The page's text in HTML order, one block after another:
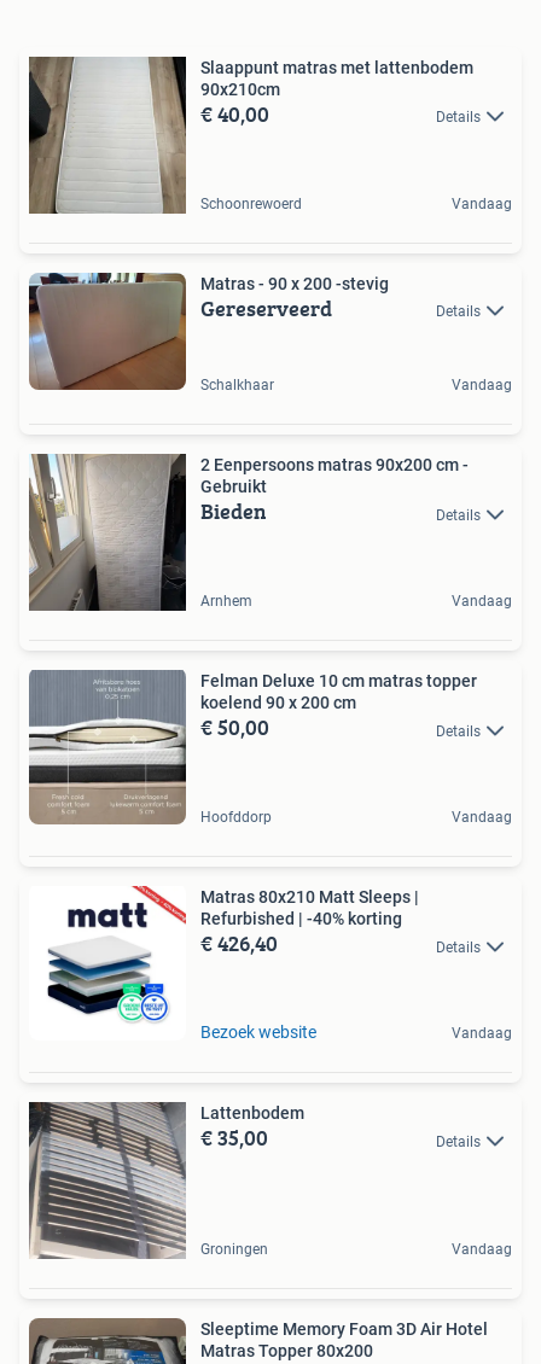
Slaappunt matras met lattenbodem
90x210cm
€ 40,00 Details
Schoonrewoerd Vandaag
Matras - 90 x 200 -stevig
Gereserveerd Details
Schalkhaar Vandaag
2 Eenpersoons matras 90x200 cm -
Gebruikt
Bieden Details
Arnhem Vandaag
Felman Deluxe 10 cm matras topper
koelend 90 x 200 cm
€ 50,00 Details
Hoofddorp Vandaag
Matras 80x210 Matt Sleeps |
Refurbished | -40% korting
€ 426,40 Details
Bezoek website Vandaag
Lattenbodem
€ 35,00 Details
Groningen Vandaag
Sleeptime Memory Foam 3D Air Hotel
Matras Topper 80x200